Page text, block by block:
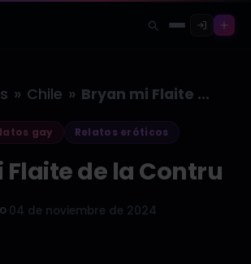
» Chile » Bryan mi Flaite de la Contru
gay Relatos eróticos
Flaite de la Contru
04 de noviembre de 2024